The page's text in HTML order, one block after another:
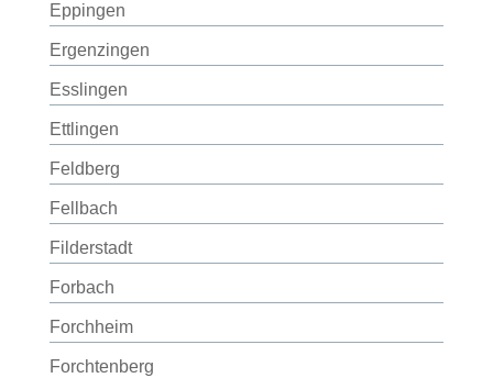
Eppingen
Ergenzingen
Esslingen
Ettlingen
Feldberg
Fellbach
Filderstadt
Forbach
Forchheim
Forchtenberg